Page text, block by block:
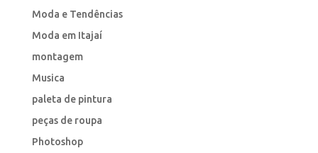
Moda e Tendências
Moda em Itajaí
montagem
Musica
paleta de pintura
peças de roupa
Photoshop